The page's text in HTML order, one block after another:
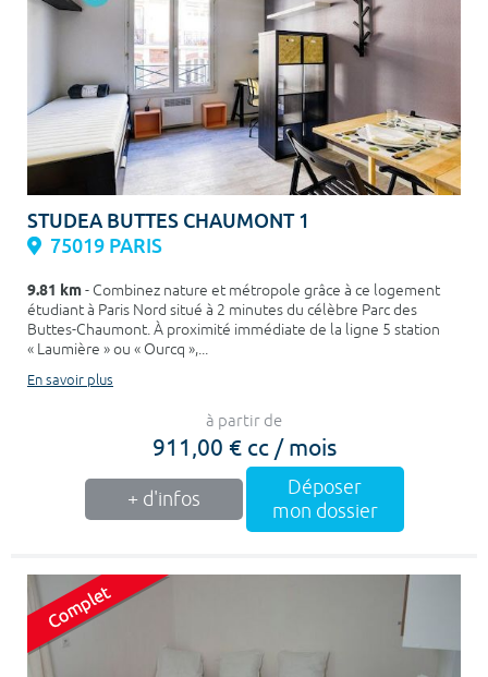
STUDEA BUTTES CHAUMONT 1
75019 PARIS
9.81 km- Combinez nature et métropole grâce à ce logement
étudiant à Paris Nord situé à 2 minutes du célèbre Parc des
Buttes-Chaumont. À proximité immédiate de la ligne 5 station
« Laumière » ou « Ourcq »,...
En savoir plus
à partir de
911,00 € cc / mois
+ d'infos
Déposer
mon dossier